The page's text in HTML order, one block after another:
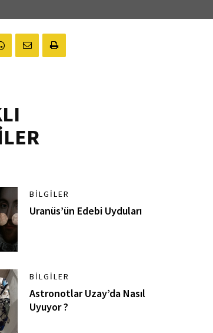
BILGILER
Uranüs’ün Edebi Uyduları
BILGILER
Astronotlar Uzay’da Nasıl
Uyuyor ?